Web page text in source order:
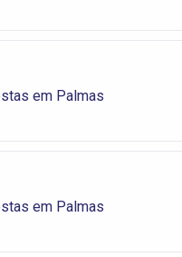
em Palmas
em Palmas